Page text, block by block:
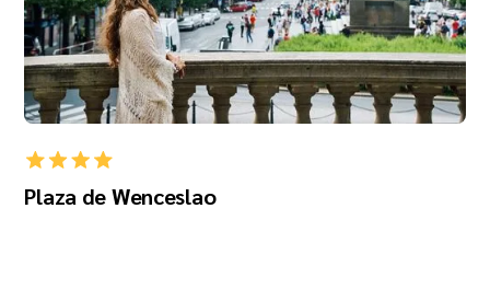
Plaza de Wenceslao